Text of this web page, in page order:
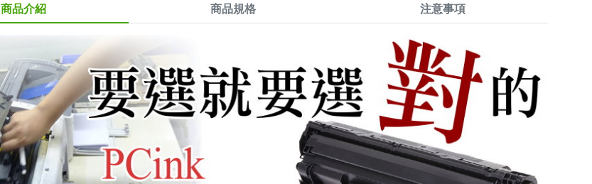
商品介紹 商品規格 注意事項